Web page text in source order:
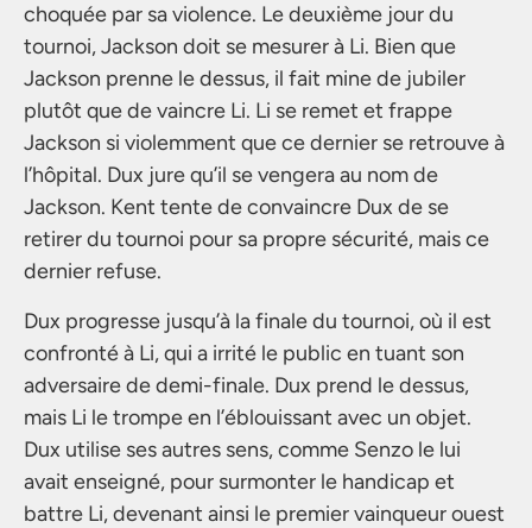
choquée par sa violence. Le deuxième jour du
tournoi, Jackson doit se mesurer à Li. Bien que
Jackson prenne le dessus, il fait mine de jubiler
plutôt que de vaincre Li. Li se remet et frappe
Jackson si violemment que ce dernier se retrouve à
l’hôpital. Dux jure qu’il se vengera au nom de
Jackson. Kent tente de convaincre Dux de se
retirer du tournoi pour sa propre sécurité, mais ce
dernier refuse.
Dux progresse jusqu’à la finale du tournoi, où il est
confronté à Li, qui a irrité le public en tuant son
adversaire de demi-finale. Dux prend le dessus,
mais Li le trompe en l’éblouissant avec un objet.
Dux utilise ses autres sens, comme Senzo le lui
avait enseigné, pour surmonter le handicap et
battre Li, devenant ainsi le premier vainqueur ouest